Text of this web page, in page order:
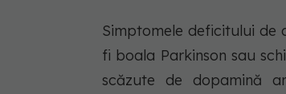
Simptomele deficitului de
fi boala Parkinson sau
scăzute de dopamină